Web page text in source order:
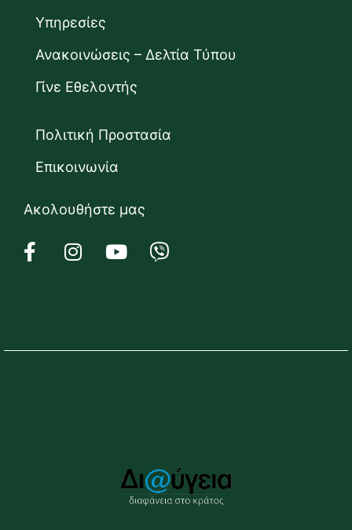
Υπηρεσίες
Ανακοινώσεις – Δελτία Τύπου
Γίνε Εθελοντής
Πολιτική Προστασία
Επικοινωνία
Ακολουθήστε μας